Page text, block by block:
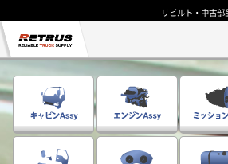
リビルト・中古